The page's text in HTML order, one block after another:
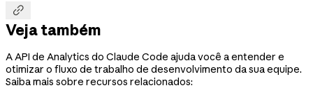

Veja também
A API de Analytics do Claude Code ajuda você a entender e
otimizar o fluxo de trabalho de desenvolvimento da sua equipe.
Saiba mais sobre recursos relacionados: